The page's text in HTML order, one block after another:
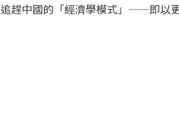
趕中國的「經濟學模式」——即以